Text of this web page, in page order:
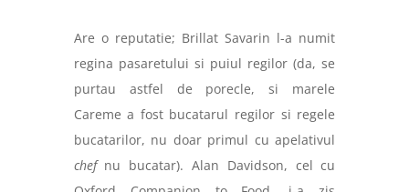
Are o reputatie; Brillat Savarin l-a numit
regina pasaretului si puiul regilor (da, se
purtau astfel de porecle, si marele
Careme a fost bucatarul regilor si regele
bucatarilor, nu doar primul cu apelativul
chef nu bucatar). Alan Davidson, cel cu